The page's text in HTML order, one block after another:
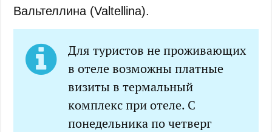
Вальтеллина (Valtellina).
Для туристов не проживающих
в отеле возможны платные
визиты в термальный
комплекс при отеле. С
понедельника по четверг